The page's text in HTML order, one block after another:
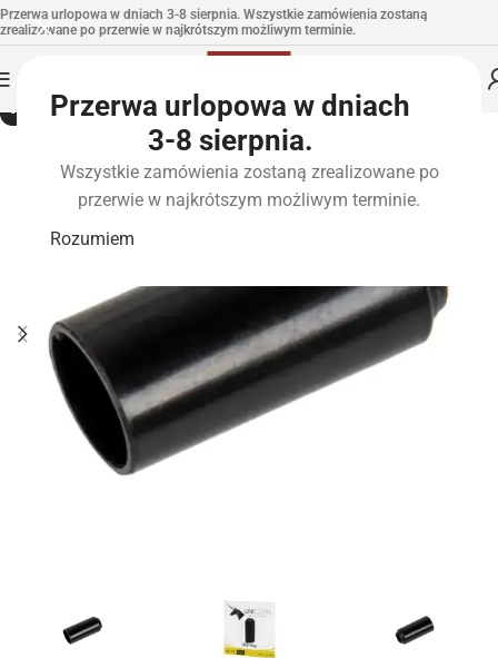
Przerwa urlopowa w dniach
3-8 sierpnia.
Wszystkie zamówienia zostaną zrealizowane po
przerwie w najkrótszym możliwym terminie.
Rozumiem
Przerwa urlopowa w dniach 3-8 sierpnia. Wszystkie zamówienia zostaną
zrealizowane po przerwie w najkrótszym możliwym terminie.
-19%